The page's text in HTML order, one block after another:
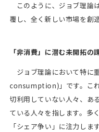
このように、ジョブ理論
覆し、全く新しい市場を創
「非消費」に潜む未開拓の
ジョブ理論において特に
consumption) 」です。こ
切利用していない人々、あ
ている人々を指します。多
「シェア争い」に注力し